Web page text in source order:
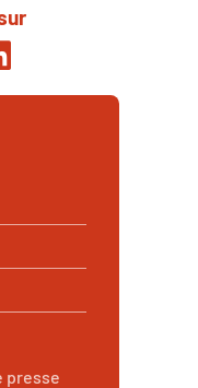
sur Facebook
Partager sur Linkedin
presse